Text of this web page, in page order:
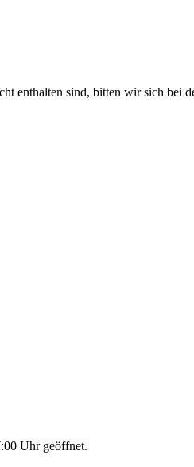
enthalten sind, bitten wir sich bei
Uhr geöffnet.